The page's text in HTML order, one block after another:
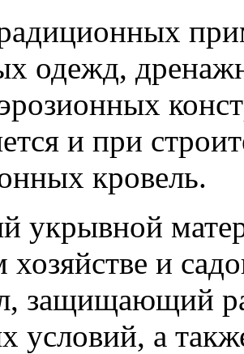
одежд,
и при
кровель.
укрывной
хозяйстве и
защищающий
условий, а